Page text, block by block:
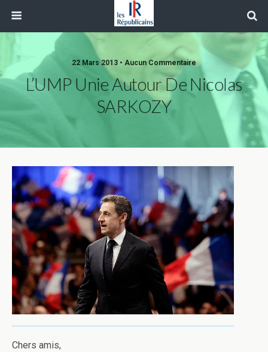
22 Mars 2013 • Aucun Commentaire
L’UMP Unie Autour De Nicolas
SARKOZY
Chers amis,